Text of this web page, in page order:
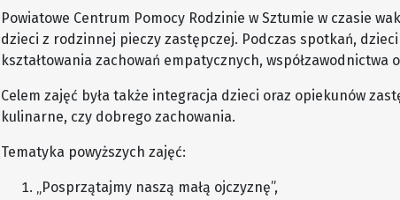
Powiatowe Centrum Pomocy Rodzinie w Sztumie w czasie
dzieci z rodzinnej pieczy zastępczej. Podczas spotkań, dzieci
kształtowania zachowań empatycznych, współzawodnictwa
Celem zajęć była także integracja dzieci oraz opiekunów
kulinarne, czy dobrego zachowania.
Tematyka powyższych zajęć:
„Posprzątajmy naszą małą ojczyznę”,